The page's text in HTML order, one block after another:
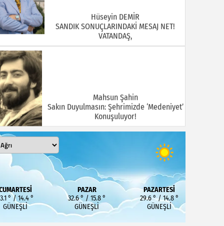
Hüseyin DEMİR
SANDIK SONUÇLARINDAKİ MESAJ NET!
VATANDAŞ,
Mahsun Şahin
Sakın Duyulmasın: Şehrimizde ‘Medeniyet’
Konuşuluyor!
MEHMET KOÇ
DOĞUBAYAZIT ASLINDA BİR İNANÇ
MERKEZİDİR
° / 14.4 °
GÜNEŞLI
PAZAR
32.6 ° / 15.8 °
GÜNEŞLI
PAZARTESI
29.6 ° / 14.8 °
GÜNEŞLI